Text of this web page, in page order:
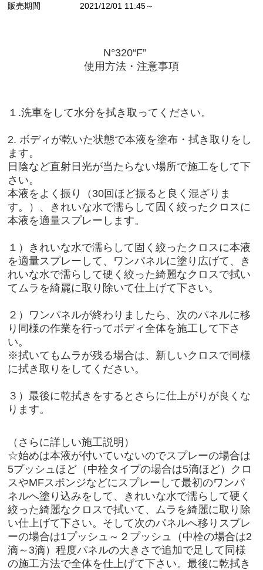
販売期間 2021/12/01 11:45～
N°320“F”
使用方法・注意事項
１.洗車をして水分を拭き取ってください。
2. ボディが乾いた状態で本液を塗布・拭き取りをし
ます。
日陰など直射日光が当たらない場所で施工をして下
さい。
本液をよく振り（30回ほど振ると良く混ざりま
す。）、きれいな水で濡らして固く絞ったクロスに
本液を適量スプレーします。
１）きれいな水で濡らして固く絞ったクロスに本液
を適量スプレーして、ワンパネルに塗り広げて、き
れいな水で濡らして硬く絞った綺麗なクロスで拭い
てムラを綺麗に取り除いて仕上げて下さい。
２）ワンパネルが終わりましたら、次のパネルに移
り同様の作業を行ってボディ全体を施工して下さ
い。
※拭いてもムラが残る場合は、新しいクロスで同様
に拭き取りをしてください。
３）最後に乾拭きをするとさらに仕上がりが良くな
ります。
（さらに詳しい施工説明）
☆始めは本液が付いていないのでスプレーの場合は
5プッシュほど（中栓タイプの場合は5滴ほど）クロ
スやMFスポンジなどにスプレーして最初のワンパ
ネルへ塗り込みをして、きれいな水で濡らして硬く
絞った綺麗なクロスで拭いて、ムラを綺麗に取り除
い仕上げて下さい。そして次のパネルへ移りスプレ
ーの場合は1プッシュ～２プッシュ（中栓の場合は2
滴～3滴）程度パネルの大きさで追加で足して同様
の施工方法で全体を仕上げて下さい。最後に乾拭き